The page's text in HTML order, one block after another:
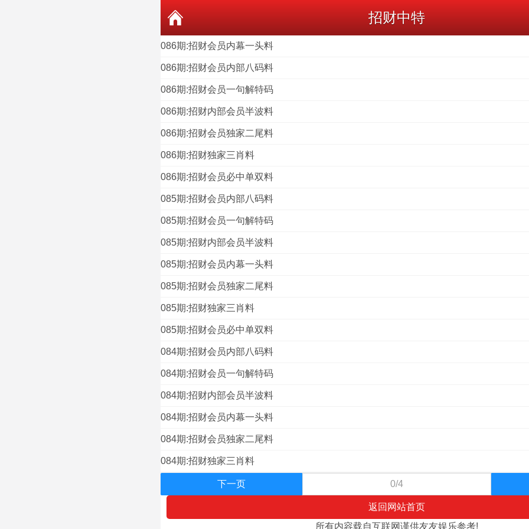
招财中特
086期:招财会员内幕一头料
086期:招财会员内部八码料
086期:招财会员一句解特码
086期:招财内部会员半波料
086期:招财会员独家二尾料
086期:招财独家三肖料
086期:招财会员必中单双料
085期:招财会员内部八码料
085期:招财会员一句解特码
085期:招财内部会员半波料
085期:招财会员内幕一头料
085期:招财会员独家二尾料
085期:招财独家三肖料
085期:招财会员必中单双料
084期:招财会员内部八码料
084期:招财会员一句解特码
084期:招财内部会员半波料
084期:招财会员内幕一头料
084期:招财会员独家二尾料
084期:招财独家三肖料
下一页 0/4
返回网站首页
所有内容载自互联网谨供友友娱乐参考!